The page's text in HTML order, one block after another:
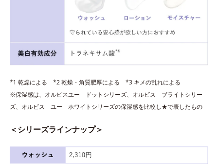
*1 乾燥による *2 乾燥・角質肥厚による *3 キメの乱れによる
※保湿感は、オルビスユー ドットシリーズ、オルビス ブライトシリー
ズ、オルビス ユー ホワイトシリーズの保湿感を比較し★で表したもの
＜シリーズラインナップ＞